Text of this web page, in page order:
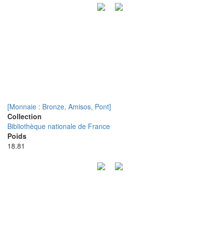
[Monnaie : Bronze, Amisos, Pont]
Collection
Bibliothèque nationale de France
Poids
18.81